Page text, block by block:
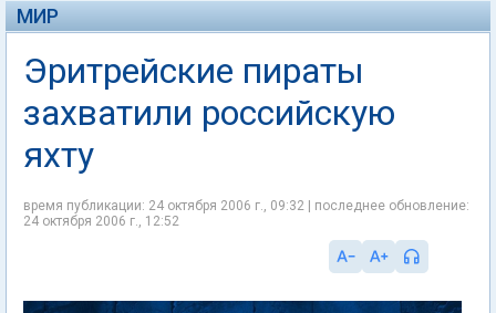
МИР
Эритрейские пираты
захватили российскую
яхту
время публикации: 24 октября 2006 г., 09:32 | последнее обновление:
24 октября 2006 г., 12:52